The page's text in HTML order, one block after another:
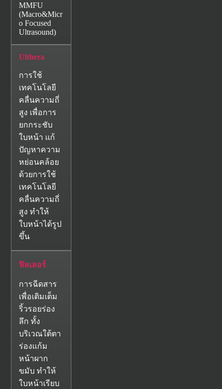
MMFU
(Macro&Micr
o Focused
Ultrasound)
Ulthera
การใช้
เทคโนโลยี
คลื่นความถี่
สูง เพื่อการ
ยกกระชับ
ใบหน้า แก้
ปัญหาความ
หย่อนคล้อย
ด้วยการใช้
เทคโนโลยี
คลื่นความถี่
สูง ทำให้
ใบหน้าได้รูป
ขึ้น
ฟิลเลอร์
การฉีดสาร
เพื่อเติมเต็ม
ริ้วรอยร่อง
ลึก ทั้ง
บริเวณใต้ตา
ร่องแก้ม
หน้าผาก
ขมับ ทำให้
ใบหน้าเรียบ